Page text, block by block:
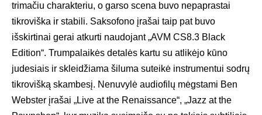
trimačiu charakteriu, o garso scena buvo nepaprastai
tikroviška ir stabili. Saksofono įrašai taip pat buvo
išskirtinai gerai atkurti naudojant „AVM CS8.3 Black
Edition“. Trumpalaikės detalės kartu su atlikėjo kūno
judesiais ir skleidžiama šiluma suteikė instrumentui sodrų
tikrovišką skambesį. Nenuvylė audiofilų mėgstami Ben
Webster įrašai „Live at the Renaissance“, „Jazz at the